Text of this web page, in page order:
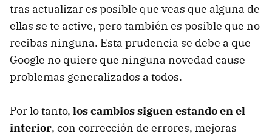
tras actualizar es posible que veas que alguna de
ellas se te active, pero también es posible que no
recibas ninguna. Esta prudencia se debe a que
Google no quiere que ninguna novedad cause
problemas generalizados a todos.
Por lo tanto, los cambios siguen estando en el
interior, con corrección de errores, mejoras